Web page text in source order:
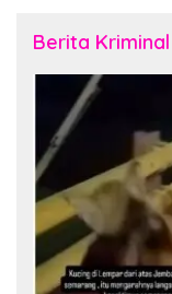
Berita Kriminal